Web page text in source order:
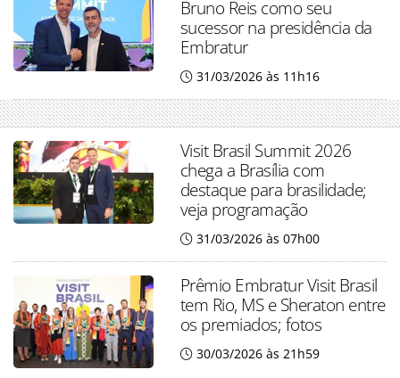
Bruno Reis como seu
sucessor na presidência da
Embratur
31/03/2026 às 11h16
Visit Brasil Summit 2026
chega a Brasília com
destaque para brasilidade;
veja programação
31/03/2026 às 07h00
Prêmio Embratur Visit Brasil
tem Rio, MS e Sheraton entre
os premiados; fotos
30/03/2026 às 21h59